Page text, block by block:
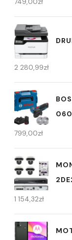
2 280,99zł
799,00zł
1 154,32zł